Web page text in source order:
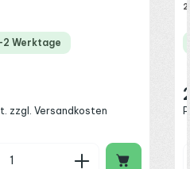
erhöhen oder
um
Wert ein oder
Werktage
zzgl. Versandkosten
Anzahl: Gib den